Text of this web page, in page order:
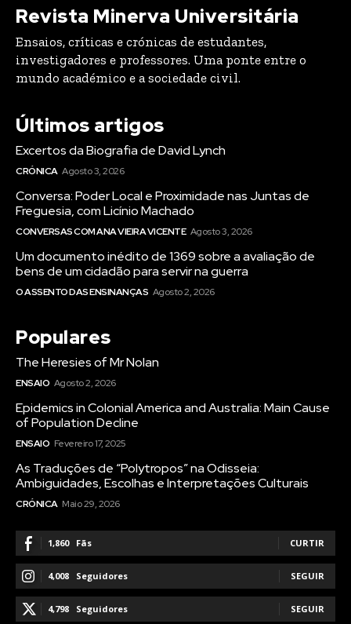
Revista Minerva Universitária
Ensaios, críticas e crónicas de estudantes,
investigadores e professores. Uma ponte entre o
mundo académico e a sociedade civil.
Últimos artigos
Excertos da Biografia de David Lynch
CRÓNICA Agosto 3, 2026
Conversa: Poder Local e Proximidade nas Juntas de
Freguesia, com Licínio Machado
CONVERSAS COM ANA VIEIRA VICENTE Agosto 3, 2026
Um documento inédito de 1369 sobre a avaliação de
bens de um cidadão para servir na guerra
O ASSENTO DAS ENSINANÇAS Agosto 2, 2026
Populares
The Heresies of Mr Nolan
ENSAIO Agosto 2, 2026
Epidemics in Colonial America and Australia: Main Cause
of Population Decline
ENSAIO Fevereiro 17, 2025
As Traduções de “Polytropos” na Odisseia:
Ambiguidades, Escolhas e Interpretações Culturais
CRÓNICA Maio 29, 2026
1,860 Fãs CURTIR
4,008 Seguidores SEGUIR
4,798 Seguidores SEGUIR